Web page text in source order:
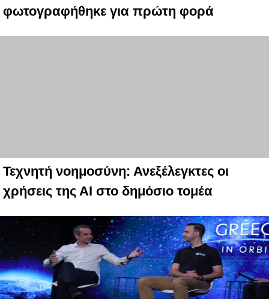
φωτογραφήθηκε για πρώτη φορά
Τεχνητή νοημοσύνη: Ανεξέλεγκτες οι
χρήσεις της ΑΙ στο δημόσιο τομέα